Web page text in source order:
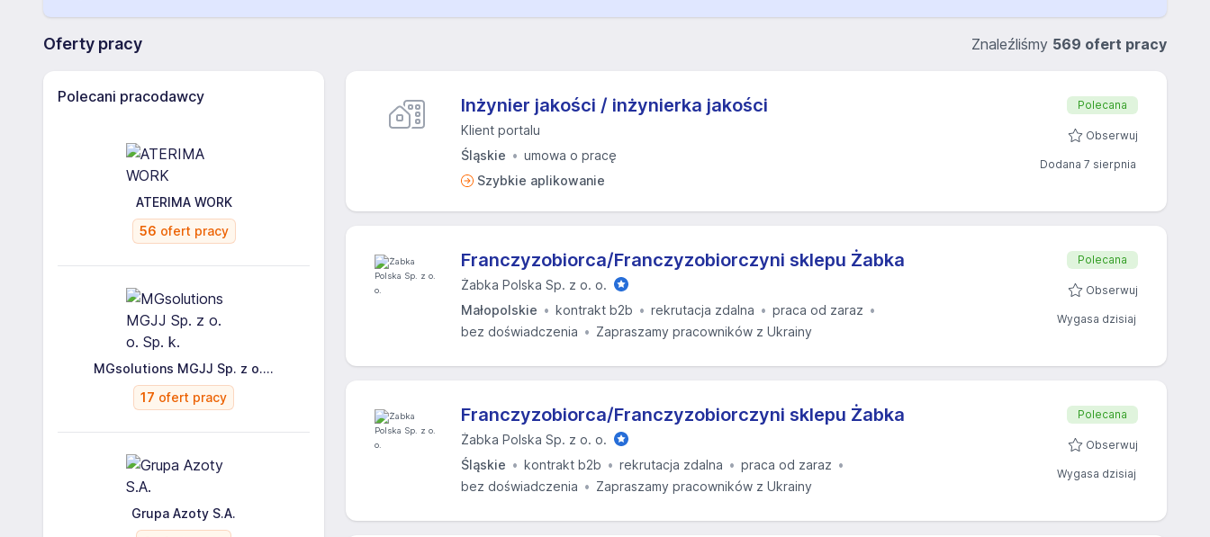
Oferty pracy Znaleźliśmy 569 ofert pracy
Polecani pracodawcy
ATERIMA WORK
56 ofert pracy
MGsolutions MGJJ Sp. z o....
17 ofert pracy
Grupa Azoty S.A.
Inżynier jakości / inżynierka jakości
Klient portalu
Śląskie
umowa o pracę
Szybkie aplikowanie
Polecana
Obserwuj
Dodana 7 sierpnia
Franczyzobiorca/Franczyzobiorczyni sklepu Żabka
Żabka Polska Sp. z o. o.
Małopolskie
kontrakt b2b rekrutacja zdalna
praca od zaraz
bez doświadczenia
Zapraszamy pracowników z Ukrainy
Polecana
Obserwuj
Wygasa dzisiaj
Franczyzobiorca/Franczyzobiorczyni sklepu Żabka
Żabka Polska Sp. z o. o.
Śląskie
kontrakt b2b rekrutacja zdalna
praca od zaraz
bez doświadczenia
Zapraszamy pracowników z Ukrainy
Polecana
Obserwuj
Wygasa dzisiaj